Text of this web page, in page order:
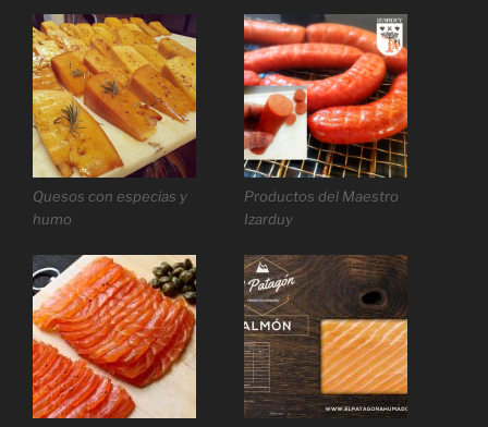
Quesos con especias y
humo
Productos del Maestro
Izarduy